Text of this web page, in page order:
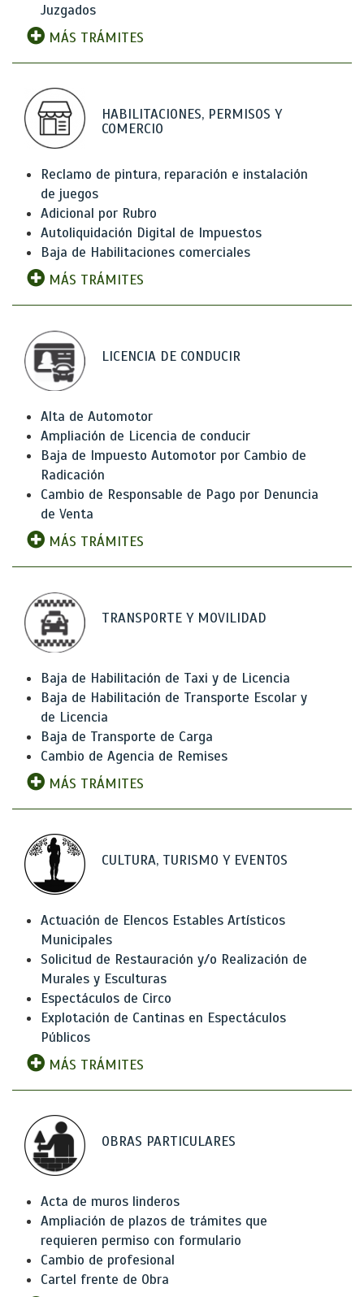
Juzgados
MÁS TRÁMITES
HABILITACIONES, PERMISOS Y
COMERCIO
Reclamo de pintura, reparación e instalación
de juegos
Adicional por Rubro
Autoliquidación Digital de Impuestos
Baja de Habilitaciones comerciales
MÁS TRÁMITES
LICENCIA DE CONDUCIR
Alta de Automotor
Ampliación de Licencia de conducir
Baja de Impuesto Automotor por Cambio de
Radicación
Cambio de Responsable de Pago por Denuncia
de Venta
MÁS TRÁMITES
TRANSPORTE Y MOVILIDAD
Baja de Habilitación de Taxi y de Licencia
Baja de Habilitación de Transporte Escolar y
de Licencia
Baja de Transporte de Carga
Cambio de Agencia de Remises
MÁS TRÁMITES
CULTURA, TURISMO Y EVENTOS
Actuación de Elencos Estables Artísticos
Municipales
Solicitud de Restauración y/o Realización de
Murales y Esculturas
Espectáculos de Circo
Explotación de Cantinas en Espectáculos
Públicos
MÁS TRÁMITES
OBRAS PARTICULARES
Acta de muros linderos
Ampliación de plazos de trámites que
requieren permiso con formulario
Cambio de profesional
Cartel frente de Obra